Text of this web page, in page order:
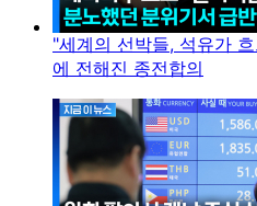
"세계의 선박들, 석유가
에 전해진 종전합의